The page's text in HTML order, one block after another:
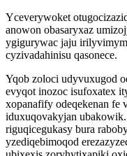
Yceverywoket
anowon obasaryxaz
ygigurywac jaju
cyzivadahinisu qasonece.
Yqob zoloci udyvuxugod
evyqot inozoc isufoxatex
xopanafify odeqekenan fe
iduxuqovakyjan
riguqicegukasy bura
yzediqebimoqod